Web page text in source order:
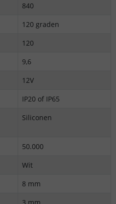
840
120 graden
120
9,6
12V
IP20 of IP65
Siliconen
50.000
Wit
8 mm
3 mm